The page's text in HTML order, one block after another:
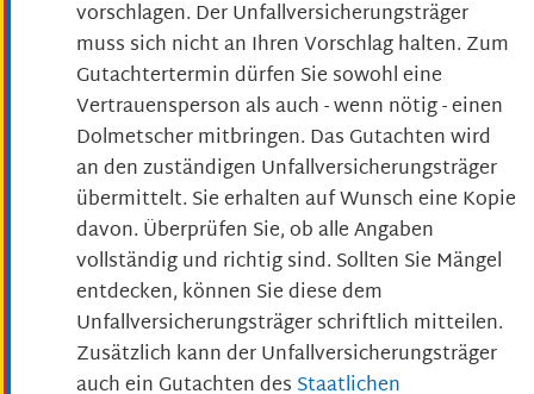
vorschlagen. Der Unfallversicherungsträger
muss sich nicht an Ihren Vorschlag halten. Zum
Gutachtertermin dürfen Sie sowohl eine
Vertrauensperson als auch - wenn nötig - einen
Dolmetscher mitbringen. Das Gutachten wird
an den zuständigen Unfallversicherungsträger
übermittelt. Sie erhalten auf Wunsch eine Kopie
davon. Überprüfen Sie, ob alle Angaben
vollständig und richtig sind. Sollten Sie Mängel
entdecken, können Sie diese dem
Unfallversicherungsträger schriftlich mitteilen.
Zusätzlich kann der Unfallversicherungsträger
auch ein Gutachten des Staatlichen